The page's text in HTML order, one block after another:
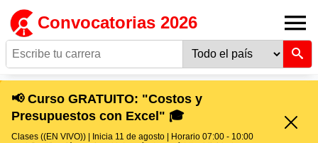
Convocatorias 2026
📢 Curso GRATUITO: "Costos y
Presupuestos con Excel" 🎓
Clases ((EN VIVO)) | Inicia 11 de agosto | Horario 07:00 - 10:00